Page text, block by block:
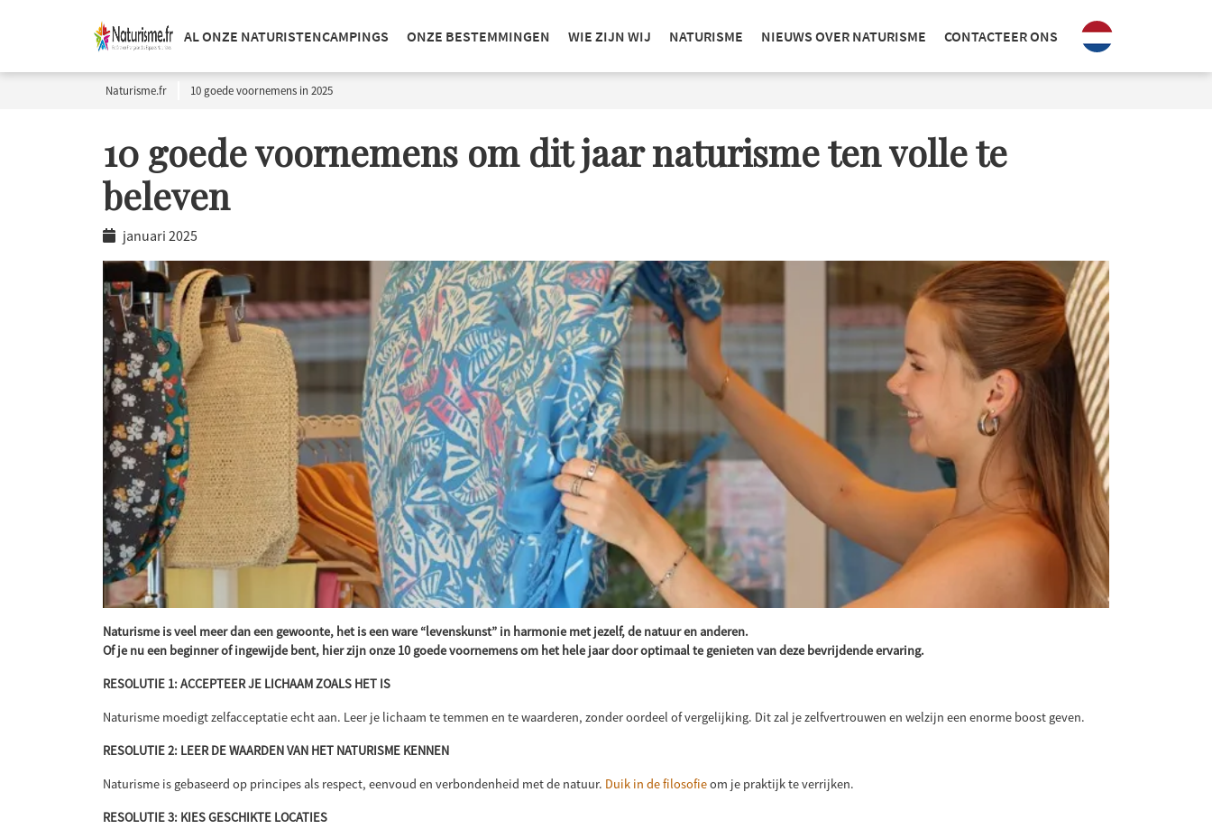
AL ONZE NATURISTENCAMPINGS ONZE BESTEMMINGEN WIE ZIJN WIJ NATURISME NIEUWS OVER NATURISME CONTACTEER ONS
Naturisme.fr 10 goede voornemens in 2025
10 goede voornemens om dit jaar naturisme ten volle te
beleven
januari 2025
Naturisme is veel meer dan een gewoonte, het is een ware “levenskunst” in harmonie met jezelf, de natuur en anderen.
Of je nu een beginner of ingewijde bent, hier zijn onze 10 goede voornemens om het hele jaar door optimaal te genieten van deze bevrijdende ervaring.
RESOLUTIE 1: ACCEPTEER JE LICHAAM ZOALS HET IS
Naturisme moedigt zelfacceptatie echt aan. Leer je lichaam te temmen en te waarderen, zonder oordeel of vergelijking. Dit zal je zelfvertrouwen en welzijn een enorme boost geven.
RESOLUTIE 2: LEER DE WAARDEN VAN HET NATURISME KENNEN
Naturisme is gebaseerd op principes als respect, eenvoud en verbondenheid met de natuur. Duik in de filosofieom je praktijk te verrijken.
RESOLUTIE 3: KIES GESCHIKTE LOCATIES